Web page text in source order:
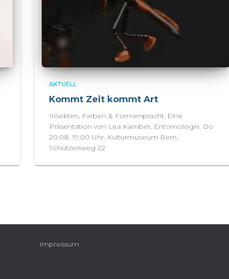
AKTUELL
Kommt Zeit kommt Art
Insekten, Farben & Formenpracht. Eine
Präsentation von Lea Kamber, Entomologin. Do
20.08. 19:00 Uhr. Kulturmuseum Bern,
Schützenweg 22
Impressum